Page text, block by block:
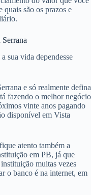
quais são os prazos e
sua vida dependesse
e só realmente defina
fazendo o melhor negócio
vinte anos pagando
disponível em Vista
atento também a
em PB, já que
muitas vezes
o banco é na internet, em